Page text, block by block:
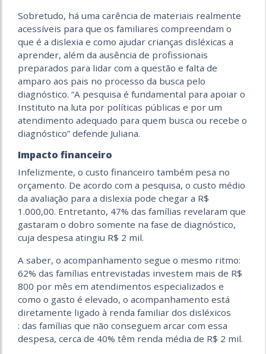
Sobretudo, há uma carência de materiais realmente
acessíveis para que os familiares compreendam o
que é a dislexia e como ajudar crianças disléxicas a
aprender, além da ausência de profissionais
preparados para lidar com a questão e falta de
amparo aos pais no processo da busca pelo
diagnóstico. “A pesquisa é fundamental para apoiar o
Instituto na luta por políticas públicas e por um
atendimento adequado para quem busca ou recebe o
diagnóstico” defende Juliana.
Impacto financeiro
Infelizmente, o custo financeiro também pesa no
orçamento. De acordo com a pesquisa, o custo médio
da avaliação para a dislexia pode chegar a R$
1.000,00. Entretanto, 47% das famílias revelaram que
gastaram o dobro somente na fase de diagnóstico,
cuja despesa atingiu R$ 2 mil.
A saber, o acompanhamento segue o mesmo ritmo:
62% das famílias entrevistadas investem mais de R$
800 por mês em atendimentos especializados e
como o gasto é elevado, o acompanhamento está
diretamente ligado à renda familiar dos disléxicos
: das famílias que não conseguem arcar com essa
despesa, cerca de 40% têm renda média de R$ 2 mil.